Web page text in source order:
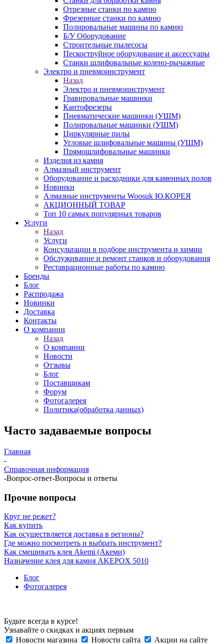
Отрезные станки по камню
Фрезерные станки по камню
Полировальные машины по камню
Б/У Оборудование
Строительные пылесосы
Пескоструйное оборудование и аксессуары
Станки шлифовальные колено-рычажные
Электро и пневмоинструмент
Назад
Электро и пневмоинструмент
Гравировальные машинки
Кантофрезеры
Пневматические машинки (УШМ)
Полировальные машинки (УШМ)
Циркулярные пилы
Угловые шлифовальные машины (УШМ)
Прямошлифовальные машинки
Изделия из камня
Алмазный инструмент
Оборудование и расходники для каменных полов
Новинки
Алмазные инструменты Woosuk Ю.КОРЕЯ
АКЦИОННЫЙ ТОВАР
Топ 10 самых популярных товаров
Услуги
Назад
Услуги
Консультации в подборе инструмента и химии
Обслуживание и ремонт станков и оборудования
Реставрационные работы по камню
Бренды
Блог
Распродажа
Новинки
Доставка
Контакты
О компании
Назад
О компании
Новости
Отзывы
Блог
Поставщикам
Форум
Фотогалерея
Политика(обработка данных)
Часто задаваемые вопросы
Главная
-
Справочная информация
-Вопрос-ответ-Вопросы и ответы
Прочие вопросы
Круг не режет?
Как купить
Как осуществляется доставка в регионы?
Где можно посмотреть и выбрать инструмент?
Как смешивать клея Akemi (Акеми)
Назначение клея для камня AKEPOX 5010
Блог
Фотогалерея
Будьте всегда в курсе!
Узнавайте о скидках и акциях первым
Новости магазина
Новости сайта Акции на сайте